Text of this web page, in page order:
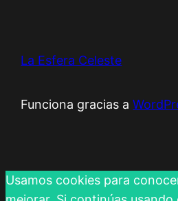
La Esfera Celeste
Funciona gracias a
Usamos cookies para